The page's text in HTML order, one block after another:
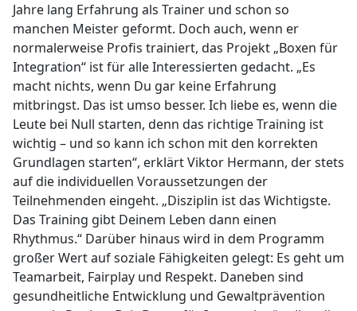
Jahre lang Erfahrung als Trainer und schon so
manchen Meister geformt. Doch auch, wenn er
normalerweise Profis trainiert, das Projekt „Boxen für
Integration“ ist für alle Interessierten gedacht. „Es
macht nichts, wenn Du gar keine Erfahrung
mitbringst. Das ist umso besser. Ich liebe es, wenn die
Leute bei Null starten, denn das richtige Training ist
wichtig – und so kann ich schon mit den korrekten
Grundlagen starten“, erklärt Viktor Hermann, der stets
auf die individuellen Voraussetzungen der
Teilnehmenden eingeht. „Disziplin ist das Wichtigste.
Das Training gibt Deinem Leben dann einen
Rhythmus.“ Darüber hinaus wird in dem Programm
großer Wert auf soziale Fähigkeiten gelegt: Es geht um
Teamarbeit, Fairplay und Respekt. Daneben sind
gesundheitliche Entwicklung und Gewaltprävention